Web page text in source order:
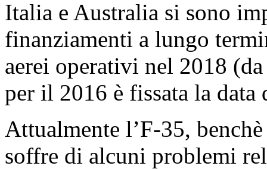
Italia e Australia si sono
finanziamenti a lungo
aerei operativi nel 2018
per il 2016 è fissata la data
Attualmente l’F-35,
soffre di alcuni problemi